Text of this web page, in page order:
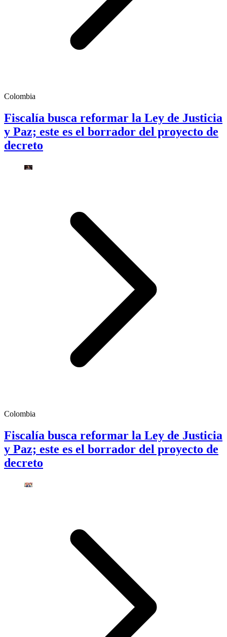
Colombia
Fiscalía busca reformar la Ley de Justicia
y Paz; este es el borrador del proyecto de
decreto
Colombia
Fiscalía busca reformar la Ley de Justicia
y Paz; este es el borrador del proyecto de
decreto